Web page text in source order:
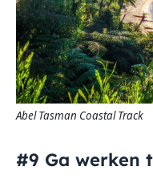
Abel Tasman Coastal Track
#9 Ga werken